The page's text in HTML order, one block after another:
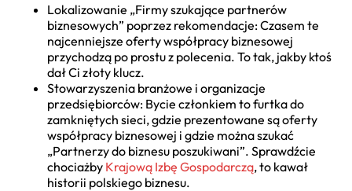
Lokalizowanie „Firmy szukające partnerów
biznesowych” poprzez rekomendacje: Czasem te
najcenniejsze oferty współpracy biznesowej
przychodzą po prostu z polecenia. To tak, jakby ktoś
dał Ci złoty klucz.
Stowarzyszenia branżowe i organizacje
przedsiębiorców: Bycie członkiem to furtka do
zamkniętych sieci, gdzie prezentowane są oferty
współpracy biznesowej i gdzie można szukać
„Partnerzy do biznesu poszukiwani”. Sprawdźcie
chociażby Krajową Izbę Gospodarczą, to kawał
historii polskiego biznesu.